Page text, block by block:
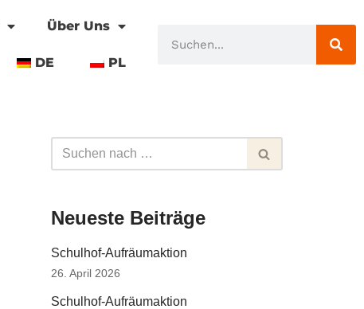
Über Uns
DE PL
Neueste Beiträge
Schulhof-Aufräumaktion
26. April 2026
Schulhof-Aufräumaktion